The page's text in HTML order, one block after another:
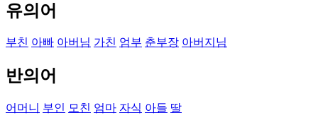
유의어
부친 아빠 아버님 가친 엄부 춘부장 아버지님
반의어
어머니 부인 모친 엄마 자식 아들 딸